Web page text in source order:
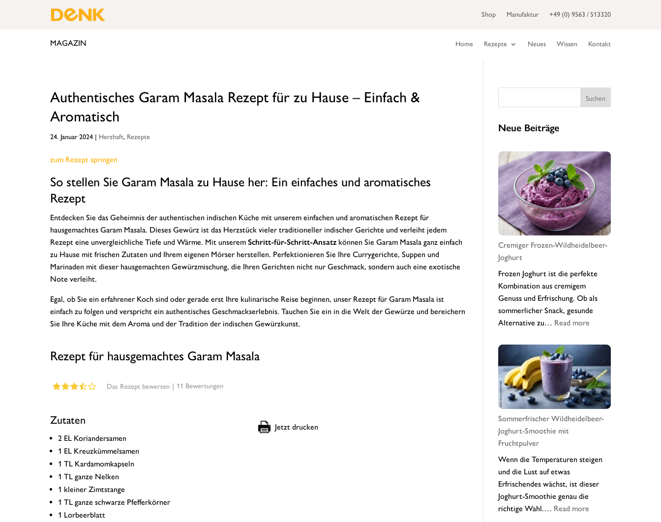
Shop Manufaktur +49 (0) 9563 / 513320
MAGAZIN Home Rezepte Neues Wissen Kontakt
Authentisches Garam Masala Rezept für zu Hause – Einfach &
Aromatisch
24. Januar 2024 | Herzhaft, Rezepte
zum Rezept springen
So stellen Sie Garam Masala zu Hause her: Ein einfaches und aromatisches
Rezept
Entdecken Sie das Geheimnis der authentischen indischen Küche mit unserem einfachen und aromatischen Rezept für
hausgemachtes Garam Masala. Dieses Gewürz ist das Herzstück vieler traditioneller indischer Gerichte und verleiht jedem
Rezept eine unvergleichliche Tiefe und Wärme. Mit unserem Schritt-für-Schritt-Ansatz können Sie Garam Masala ganz einfach
zu Hause mit frischen Zutaten und Ihrem eigenen Mörser herstellen. Perfektionieren Sie Ihre Currygerichte, Suppen und
Marinaden mit dieser hausgemachten Gewürzmischung, die Ihren Gerichten nicht nur Geschmack, sondern auch eine exotische
Note verleiht.
Egal, ob Sie ein erfahrener Koch sind oder gerade erst Ihre kulinarische Reise beginnen, unser Rezept für Garam Masala ist
einfach zu folgen und verspricht ein authentisches Geschmackserlebnis. Tauchen Sie ein in die Welt der Gewürze und bereichern
Sie Ihre Küche mit dem Aroma und der Tradition der indischen Gewürzkunst.
Rezept für hausgemachtes Garam Masala
Das Rezept bewerten | 11 Bewertungen
Zutaten
2 EL Koriandersamen
1 EL Kreuzkümmelsamen
1 TL Kardamomkapseln
1 TL ganze Nelken
1 kleiner Zimtstange
1 TL ganze schwarze Pfefferkörner
1 Lorbeerblatt
Suchen
Neue Beiträge
Cremiger Frozen-Wildheidelbeer-
Joghurt
Frozen Joghurt ist die perfekte
Kombination aus cremigem
Genuss und Erfrischung. Ob als
sommerlicher Snack, gesunde
Alternative zu… Read more:
Frozen-
Joghurt
Sommerfrischer Wildheidelbeer-
Joghurt-Smoothie mit
Fruchtpulver
Wenn die Temperaturen steigen
und die Lust auf etwas
Erfrischendes wächst, ist dieser
Joghurt-Smoothie genau die
richtige Wahl.… Read more: